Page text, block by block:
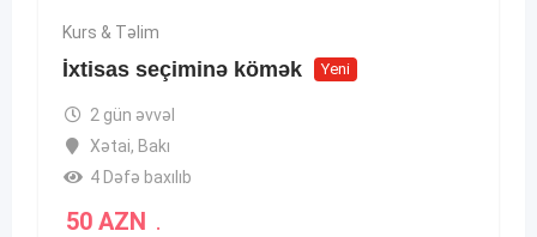
Kurs & Təlim
İxtisas seçiminə kömək Yeni
2 gün əvvəl
Xətai, Bakı
4 Dəfə baxılıb
50 AZN .